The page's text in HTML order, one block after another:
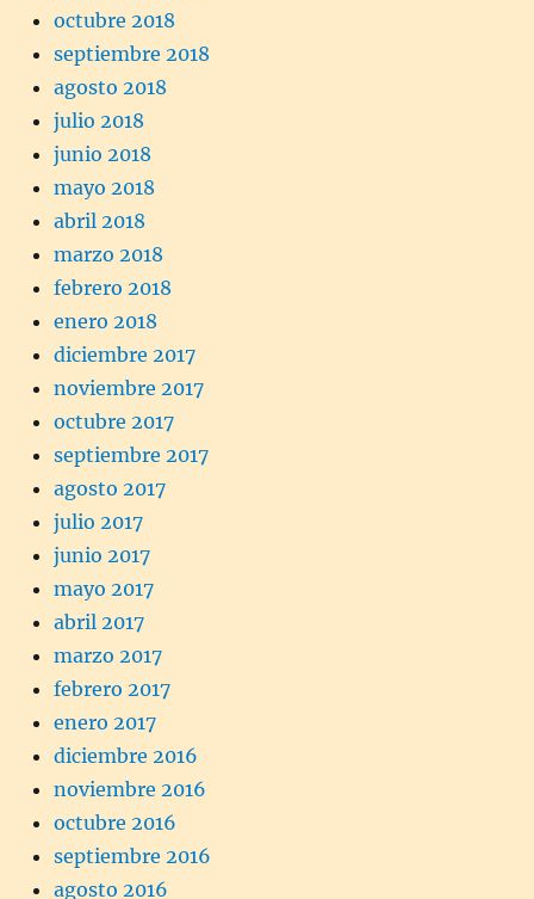
octubre 2018
septiembre 2018
agosto 2018
julio 2018
junio 2018
mayo 2018
abril 2018
marzo 2018
febrero 2018
enero 2018
diciembre 2017
noviembre 2017
octubre 2017
septiembre 2017
agosto 2017
julio 2017
junio 2017
mayo 2017
abril 2017
marzo 2017
febrero 2017
enero 2017
diciembre 2016
noviembre 2016
octubre 2016
septiembre 2016
agosto 2016